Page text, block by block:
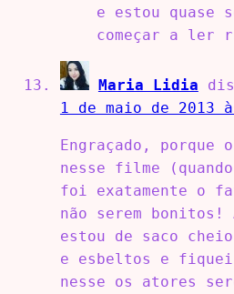
e estou quase
começar a ler
Maria Lidia
1 de maio de 2013
Engraçado, porque
nesse filme
foi exatamente o
não serem bonitos!
estou de saco
e esbeltos e
nesse os atores